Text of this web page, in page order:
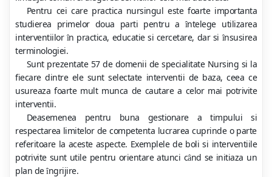
Pentru cei care practica nursingul este foarte importanta
studierea primelor doua parti pentru a
întelege utilizarea
interventiilor în practica, educatie si cercetare, dar si însusirea
terminologiei.
Sunt prezentate 57 de domenii de specialitate Nursing si la
fiecare dintre ele sunt selectate interventii de baza, ceea ce
usureaza foarte mult munca de cautare a celor mai potrivite
interventii.
Deasemenea pentru buna gestionare a timpului si
respectarea limitelor de competenta lucrarea cuprinde o parte
referitoare la aceste aspecte. Exemplele de boli si interventiile
potrivite sunt utile pentru orientare atunci când se initiaza un
plan de îngrijire.